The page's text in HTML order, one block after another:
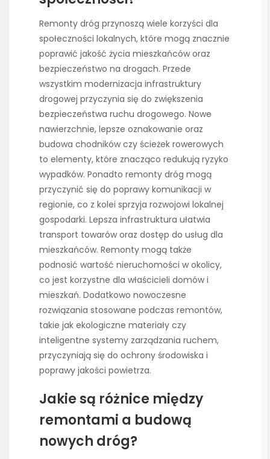
Remonty dróg przynoszą wiele korzyści dla
społeczności lokalnych, które mogą znacznie
poprawić jakość życia mieszkańców oraz
bezpieczeństwo na drogach. Przede
wszystkim modernizacja infrastruktury
drogowej przyczynia się do zwiększenia
bezpieczeństwa ruchu drogowego. Nowe
nawierzchnie, lepsze oznakowanie oraz
budowa chodników czy ścieżek rowerowych
to elementy, które znacząco redukują ryzyko
wypadków. Ponadto remonty dróg mogą
przyczynić się do poprawy komunikacji w
regionie, co z kolei sprzyja rozwojowi lokalnej
gospodarki. Lepsza infrastruktura ułatwia
transport towarów oraz dostęp do usług dla
mieszkańców. Remonty mogą także
podnosić wartość nieruchomości w okolicy,
co jest korzystne dla właścicieli domów i
mieszkań. Dodatkowo nowoczesne
rozwiązania stosowane podczas remontów,
takie jak ekologiczne materiały czy
inteligentne systemy zarządzania ruchem,
przyczyniają się do ochrony środowiska i
poprawy jakości powietrza.
Jakie są różnice między
remontami a budową
nowych dróg?